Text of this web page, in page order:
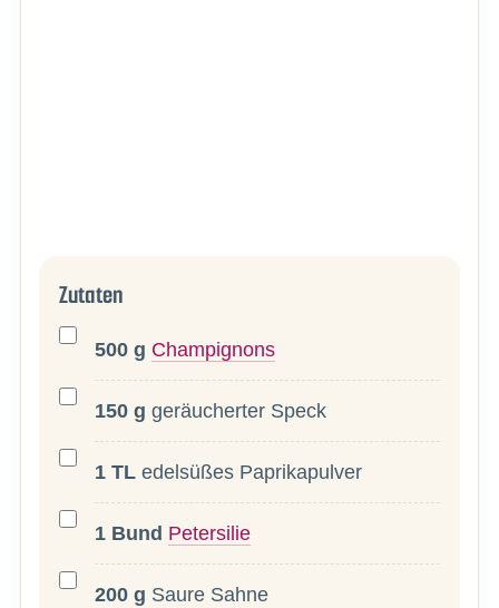
Zutaten
500 g Champignons
150 g geräucherter Speck
1 TL edelsüßes Paprikapulver
1 Bund Petersilie
200 g Saure Sahne